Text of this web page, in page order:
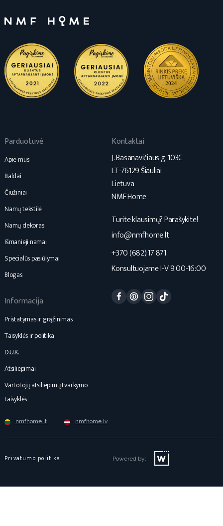
Parduotuvė
Apie mus
Baldai
Čiužiniai
Namų tekstilė
Namų dekoras
Išmanieji namai
Specialūs pasiūlymai
Blogas
Informacija
Pristatymas ir grąžinimas
Taisyklės ir politika
D.U.K.
Atsiliepimai
Vartotojų atsiliepimų tvarkymo
taisyklės
Kontaktai
J. Basanavičiaus g. 103C
LT-76129 Šiauliai
Lietuva
NMF Home
Turite klausimų? Parašykite!
info@nmfhome.lt
+370 (682) 17 871
Konsultuojame I-V 9:00-16:00
FacebookPinterestInstagram
nmfhome.lt nmfhome.lv
Privatumo politika Powered by: